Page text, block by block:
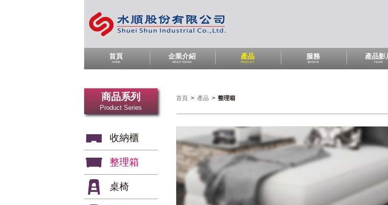
首頁
HOME
企業介紹
ABOUT HOUSE
產品
PRODUCT
服務
SERVICE
產品影
FILMS
商品系列
Product Series
收納櫃
整理箱
桌椅
首頁 > 產品 > 整理箱